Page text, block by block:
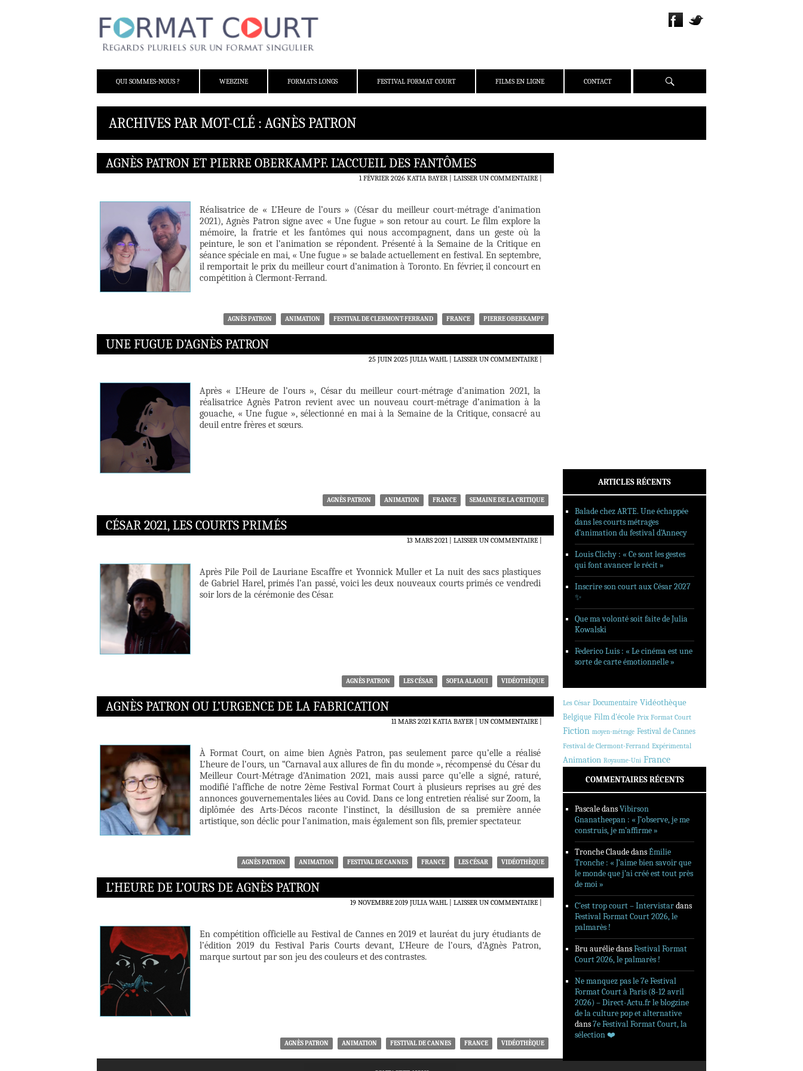
QUI SOMMES-NOUS ?
WEBZINE FORMATS LONGS FESTIVAL FORMAT COURT FILMS EN LIGNE CONTACT Recherche
ARCHIVES PAR MOT-CLÉ : AGNÈS PATRON
AGNÈS PATRON ET PIERRE OBERKAMPF. L’ACCUEIL DES FANTÔMES
1 FÉVRIER 2026 KATIA BAYER LAISSER UN COMMENTAIRE|
Réalisatrice de « L’Heure de l’ours » (César du meilleur court-métrage d’animation
2021), Agnès Patron signe avec « Une fugue » son retour au court. Le film explore la
mémoire, la fratrie et les fantômes qui nous accompagnent, dans un geste où la
peinture, le son et l’animation se répondent. Présenté à la Semaine de la Critique en
séance spéciale en mai, « Une fugue » se balade actuellement en festival. En septembre,
il remportait le prix du meilleur court d’animation à Toronto. En février, il concourt en
compétition à Clermont-Ferrand.
AGNÈS PATRON ANIMATION FESTIVAL DE CLERMONT-FERRAND FRANCE PIERRE OBERKAMPF
UNE FUGUE D’AGNÈS PATRON
25 JUIN 2025 JULIA WAHL LAISSER UN COMMENTAIRE|
Après « L’Heure de l’ours », César du meilleur court-métrage d’animation 2021, la
réalisatrice Agnès Patron revient avec un nouveau court-métrage d’animation à la
gouache, « Une fugue », sélectionné en mai à la Semaine de la Critique, consacré au
deuil entre frères et sœurs.
AGNÈS PATRON ANIMATION FRANCE SEMAINE DE LA CRITIQUE
CÉSAR 2021, LES COURTS PRIMÉS
13 MARS 2021 LAISSER UN COMMENTAIRE|
Après Pile Poil de Lauriane Escaffre et Yvonnick Muller et La nuit des sacs plastiques
de Gabriel Harel, primés l’an passé, voici les deux nouveaux courts primés ce vendredi
soir lors de la cérémonie des César.
AGNÈS PATRON LES CÉSAR SOFIA ALAOUI VIDÉOTHÈQUE
AGNÈS PATRON OU L’URGENCE DE LA FABRICATION
11 MARS 2021 KATIA BAYER UN COMMENTAIRE|
À Format Court, on aime bien Agnès Patron, pas seulement parce qu’elle a réalisé
L’heure de l’ours, un “Carnaval aux allures de fin du monde », récompensé du César du
Meilleur Court-Métrage d’Animation 2021, mais aussi parce qu’elle a signé, raturé,
modifié l’affiche de notre 2ème Festival Format Court à plusieurs reprises au gré des
annonces gouvernementales liées au Covid. Dans ce long entretien réalisé sur Zoom, la
diplômée des Arts-Décos raconte l’instinct, la désillusion de sa première année
artistique, son déclic pour l’animation, mais également son fils, premier spectateur.
AGNÈS PATRON ANIMATION FESTIVAL DE CANNES FRANCE LES CÉSAR VIDÉOTHÈQUE
L’HEURE DE L’OURS DE AGNÈS PATRON
19 NOVEMBRE 2019 JULIA WAHL LAISSER UN COMMENTAIRE|
En compétition officielle au Festival de Cannes en 2019 et lauréat du jury étudiants de
l’édition 2019 du Festival Paris Courts devant, L’Heure de l’ours, d’Agnès Patron,
marque surtout par son jeu des couleurs et des contrastes.
AGNÈS PATRON ANIMATION FESTIVAL DE CANNES FRANCE VIDÉOTHÈQUE
ARTICLES RÉCENTS
Balade chez ARTE. Une échappée
dans les courts métrages
d’animation du festival d’Annecy
Louis Clichy : « Ce sont les gestes
qui font avancer le récit »
Inscrire son court aux César 2027
✨
Que ma volonté soit faite de Julia
Kowalski
Federico Luis : « Le cinéma est une
sorte de carte émotionnelle »
Les César Documentaire Vidéothèque
Belgique Film d'école Prix Format Court
Fiction moyen-métrage Festival de Cannes
Festival de Clermont-Ferrand Expérimental
Animation Royaume-Uni France
COMMENTAIRES RÉCENTS
PascaledansVibirson
Gnanatheepan : « J’observe, je me
construis, je m’affirme »
Tronche ClaudedansÉmilie
Tronche : « J’aime bien savoir que
le monde que j’ai créé est tout près
de moi »
C’est trop court – Intervistardans
Festival Format Court 2026, le
palmarès !
Bru auréliedansFestival Format
Court 2026, le palmarès !
Ne manquez pas le 7e Festival
Format Court à Paris (8-12 avril
2026) – Direct-Actu.fr le blogzine
de la culture pop et alternative
dans7e Festival Format Court, la
sélection ❤️‍